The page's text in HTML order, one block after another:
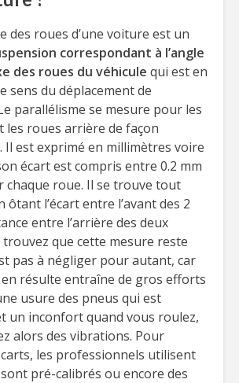
des roues d’une voiture est un
correspondant à l’angle
des roues du véhicule qui est en
sens du déplacement de
parallélisme se mesure pour les
les roues arrière de façon
Il est exprimé en millimètres voire
écart est compris entre 0.2 mm
chaque roue. Il se trouve tout
ôtant l’écart entre l’avant des 2
entre l’arrière des deux
trouvez que cette mesure reste
pas à négliger pour autant, car
résulte entraîne de gros efforts
usure des pneus qui est
un inconfort quand vous roulez,
alors des vibrations. Pour
les professionnels utilisent
pré-calibrés ou encore des